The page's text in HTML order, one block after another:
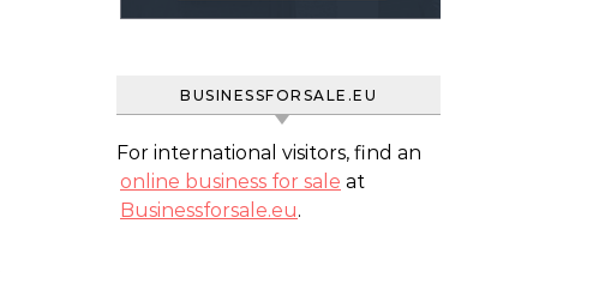
BUSINESSFORSALE.EU
For international visitors, find an
online business for sale at
Businessforsale.eu.